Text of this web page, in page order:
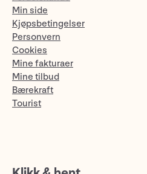
Min side
Kjøpsbetingelser
Personvern
Cookies
Mine fakturaer
Mine tilbud
Bærekraft
Tourist